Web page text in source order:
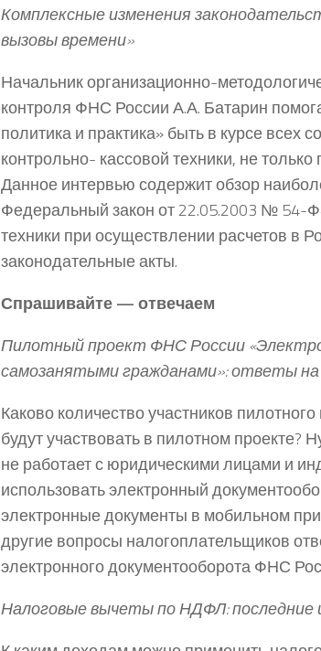
Комплексные изменения
вызовы времени»
Начальник организационно-
контроля ФНС России А.А. Батарин
политика и практика» быть в курсе всех
контрольно- кассовой техники, не
Данное интервью содержит обзор
Федеральный закон от 22.05.2003 № 54-
техники при осуществлении расчетов в
законодательные акты.
Спрашивайте — отвечаем
Пилотный проект ФНС России
самозанятыми гражданами»: ответы
Каково количество участников
будут участвовать в пилотном проекте?
не работает с юридическими лицами и
использовать электронный
электронные документы в мобильном
другие вопросы налогоплательщиков
электронного документооборота ФНС
Налоговые вычеты по НДФЛ: последние